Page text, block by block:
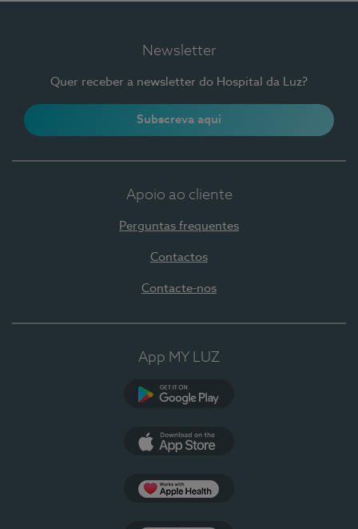
Newsletter
Quer receber a newsletter do Hospital da Luz?
Subscreva aqui
Apoio ao cliente
Perguntas frequentes
Contactos
Contacte-nos
App MY LUZ